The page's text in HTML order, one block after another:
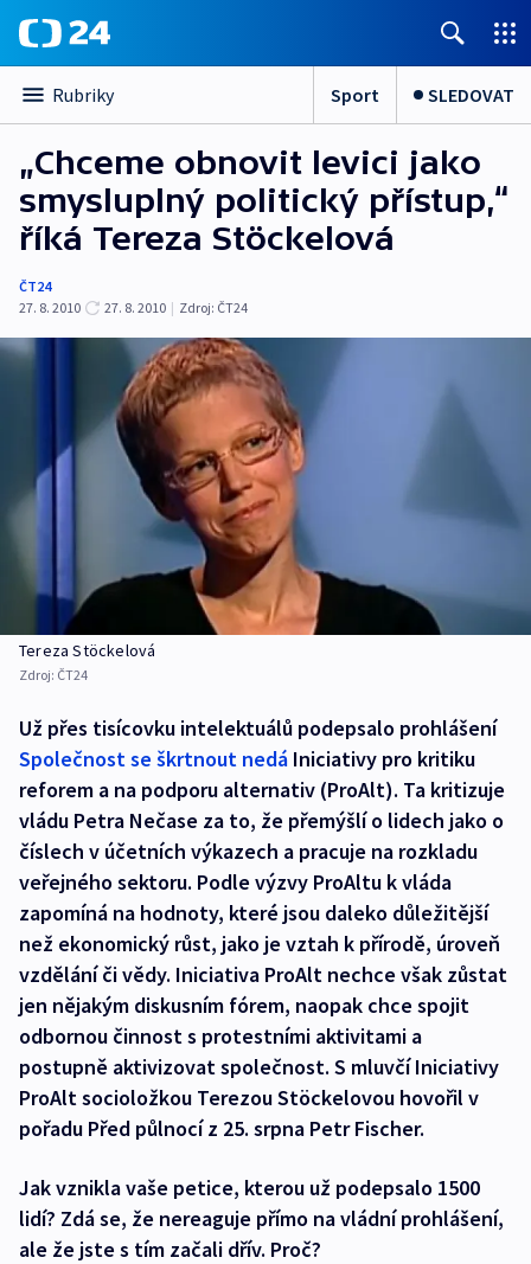
Rubriky Sport SLEDOVAT
„Chceme obnovit levici jako
smysluplný politický přístup,“
říká Tereza Stöckelová
ČT24
27. 8. 2010
27. 8. 2010 | Zdroj: ČT24
Tereza Stöckelová
Zdroj: ČT24
Už přes tisícovku intelektuálů podepsalo prohlášení
Společnost se škrtnout nedá Iniciativy pro kritiku
reforem a na podporu alternativ (ProAlt). Ta kritizuje
vládu Petra Nečase za to, že přemýšlí o lidech jako o
číslech v účetních výkazech a pracuje na rozkladu
veřejného sektoru. Podle výzvy ProAltu k vláda
zapomíná na hodnoty, které jsou daleko důležitější
než ekonomický růst, jako je vztah k přírodě, úroveň
vzdělání či vědy. Iniciativa ProAlt nechce však zůstat
jen nějakým diskusním fórem, naopak chce spojit
odbornou činnost s protestními aktivitami a
postupně aktivizovat společnost. S mluvčí Iniciativy
ProAlt socioložkou Terezou Stöckelovou hovořil v
pořadu Před půlnocí z 25. srpna Petr Fischer.
Jak vznikla vaše petice, kterou už podepsalo 1500
lidí? Zdá se, že nereaguje přímo na vládní prohlášení,
ale že jste s tím začali dřív. Proč?